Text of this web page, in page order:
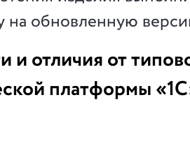
на обновленную
и отличия от
платформы